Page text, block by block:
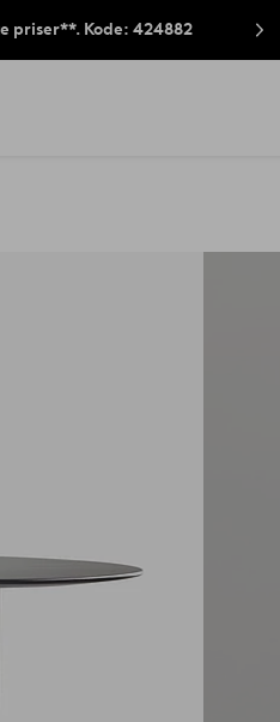
priser**. Kode: 424882